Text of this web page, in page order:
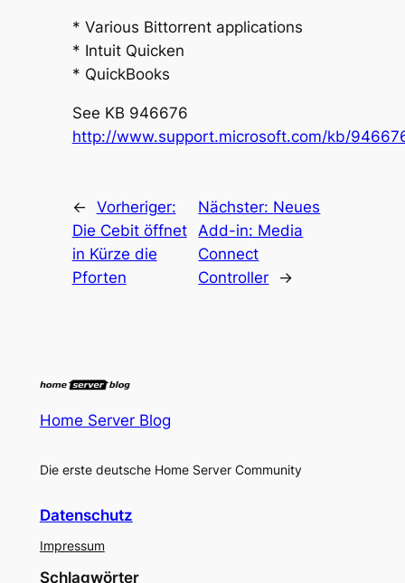
* Various Bittorrent applications
* Intuit Quicken
* QuickBooks
See KB 946676
http://www.support.microsoft.com/kb/
← Vorheriger:
Die Cebit öffnet
in Kürze die
Pforten
Nächster: Neues
Add-in: Media
Connect
Controller
→
Home Server Blog
Die erste deutsche Home Server Community
Datenschutz
Impressum
Schlagwörter